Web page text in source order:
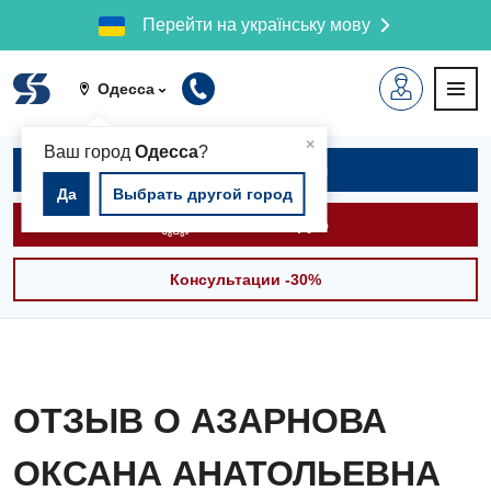
Перейти на українську мову
Одесса
×
Ваш город Одесса?
Да Выбрать другой город
Записаться на приём
Вызвать скорую
Консультации -30%
ОТЗЫВ О АЗАРНОВА
ОКСАНА АНАТОЛЬЕВНА